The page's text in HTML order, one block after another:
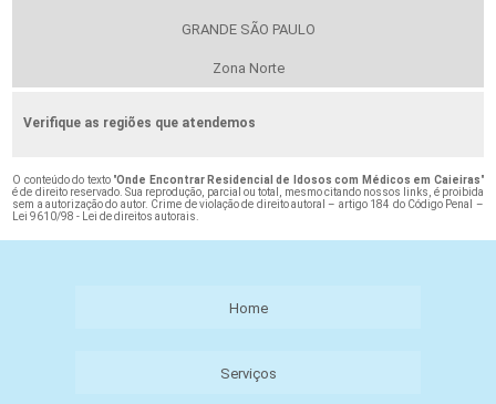
GRANDE SÃO PAULO
Zona Norte
Verifique as regiões que atendemos
O conteúdo do texto "Onde Encontrar Residencial de Idosos com Médicos em Caieiras"
é de direito reservado. Sua reprodução, parcial ou total, mesmo citando nossos links, é proibida
sem a autorização do autor. Crime de violação de direito autoral – artigo 184 do Código Penal –
Lei 9610/98 - Lei de direitos autorais
Home
Serviços